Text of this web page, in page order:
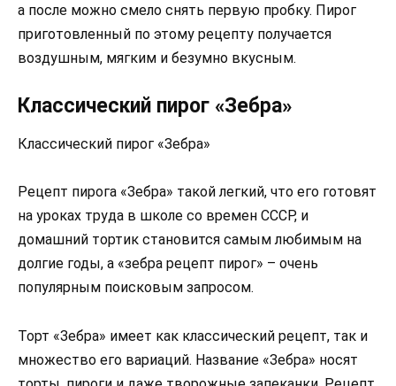
а после можно смело снять первую пробку. Пирог
приготовленный по этому рецепту получается
воздушным, мягким и безумно вкусным.
Классический пирог «Зебра»
Классический пирог «Зебра»
Рецепт пирога «Зебра» такой легкий, что его готовят
на уроках труда в школе со времен СССР, и
домашний тортик становится самым любимым на
долгие годы, а «зебра рецепт пирог» – очень
популярным поисковым запросом.
Торт «Зебра» имеет как классический рецепт, так и
множество его вариаций. Название «Зебра» носят